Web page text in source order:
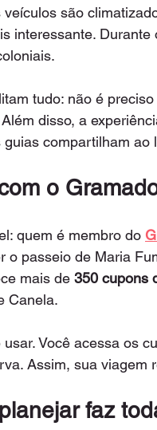
são
interessante.
tudo: não é
disso, a
compartilham ao
o
quem é membro do
o passeio de Maria
mais de 350 cupons
Canela.
Você acessa os
Assim, sua viagem
faz